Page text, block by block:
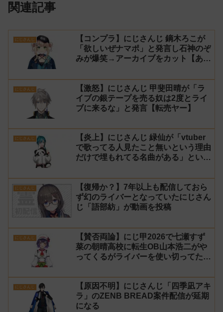
関連記事
にじさんじ
【コンプラ】にじさんじ 鏑木ろこが
「欲しいぜナマポ」と発言し石神のぞ
みが爆笑→アーカイブをカット【あら
にじさんじ
【激怒】にじさんじ 甲斐田晴が「ラ
イブの銀テープを売る奴は2度とライ
ブに来るな」と発言【転売ヤー】
にじさんじ
【炎上】にじさんじ 緑仙が「vtuber
で歌ってる人見たこと無いという理由
だけで埋もれてる名曲がある」という
にじさんじ
【復帰か？】7年以上も配信しておら
ず幻のライバーとなっていたにじさん
じ「語部紡」が動画を投稿
にじさんじ
【賛否両論】にじ甲2026で七瀬すず
菜の朝晴高校に転生OB山本浩二がや
ってくるがライバーを使い切ってたの
イバーの転生が可能に
にじさんじ
【原因不明】にじさんじ「四季凪アキ
ラ」のZENB BREAD案件配信が延期
になる